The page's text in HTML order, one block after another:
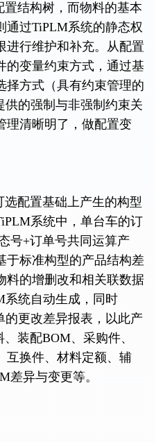
结构树，而物料的基本
通过TiPLM系统的静态权
进行维护和补充。从配置
的变量约束方式，通过基
择方式（具有约束管理的
的强制与非强制约束关
理清晰明了，做配置变
配置基础上产生的构型
系统中，单台车的订
号+订单号共同运算产
于标准构型的产品结构差
料的增删改和相关联数据
系统自动生成，同时
的更改差异报表，以此产
装配BOM、采购件、
互换件、材料定额、辅
差异与变更等。